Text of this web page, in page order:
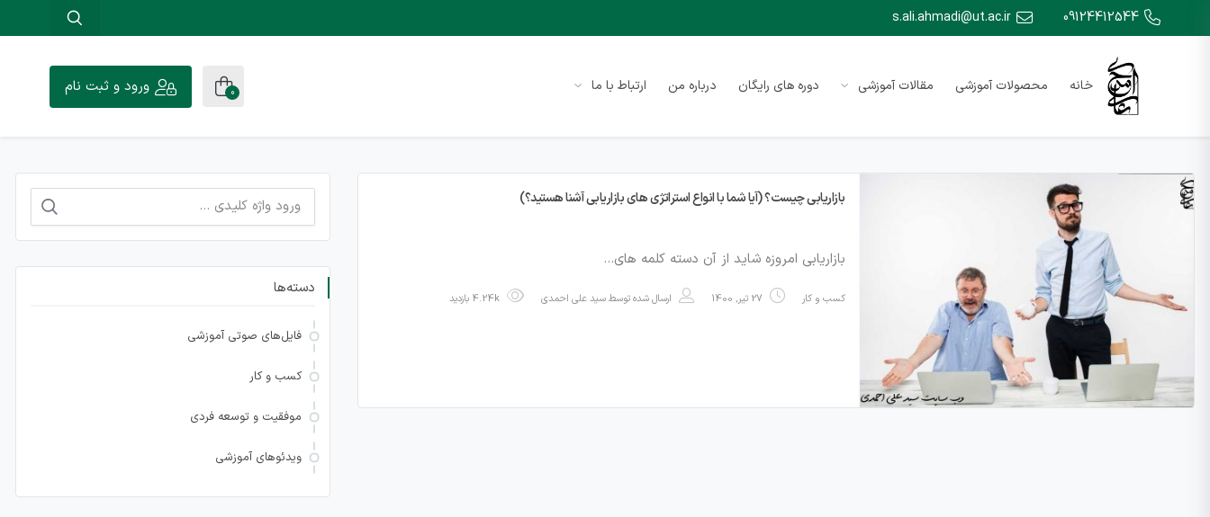
09124412544
s.ali.ahmadi@ut.ac.ir
خانه محصولات آموزشی مقالات آموزشی دوره های رایگان درباره من ارتباط با ما 0 ورود و ثبت نام
بازاریابی چیست؟ (آیا شما با انواع استراتژی های بازاریابی آشنا هستید؟)
بازاریابی امروزه شاید از آن دسته کلمه های…
کسب و کار 27 تیر, 1400 ارسال شده توسطسید علی احمدی 4.24k بازدید
جستجو
برای:
دسته‌ها
فایل‌های صوتی آموزشی
کسب و کار
موفقیت و توسعه فردی
ویدئوهای آموزشی